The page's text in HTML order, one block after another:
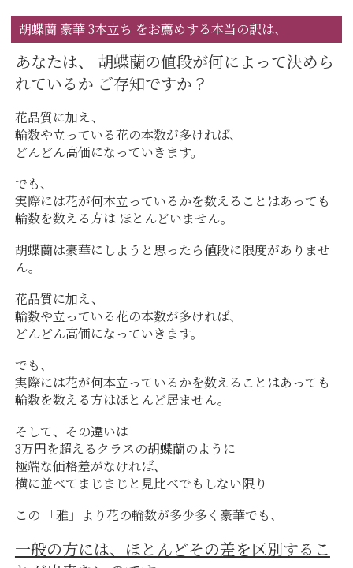
胡蝶蘭 豪華 3本立ち をお薦めする本当の訳は、
あなたは、 胡蝶蘭の値段が何によって決めら
れているか ご存知ですか？
花品質に加え、
輪数や立っている花の本数が多ければ、
どんどん高価になっていきます。
でも、
実際には花が何本立っているかを数えることはあっても
輪数を数える方は ほとんどいません。
胡蝶蘭は豪華にしようと思ったら値段に限度がありませ
ん。
花品質に加え、
輪数や立っている花の本数が多ければ、
どんどん高価になっていきます。
でも、
実際には花が何本立っているかを数えることはあっても
輪数を数える方はほとんど居ません。
そして、その違いは
3万円を超えるクラスの胡蝶蘭のように
極端な価格差がなければ、
横に並べてまじまじと見比べでもしない限り
この 「雅」より花の輪数が多少多く豪華でも、
一般の方には、ほとんどその差を区別するこ